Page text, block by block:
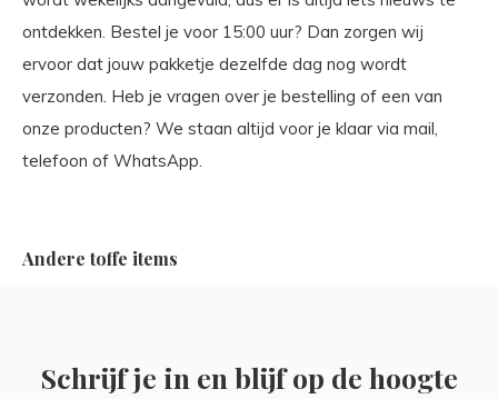
ontdekken. Bestel je voor 15:00 uur? Dan zorgen wij
ervoor dat jouw pakketje dezelfde dag nog wordt
verzonden. Heb je vragen over je bestelling of een van
onze producten? We staan altijd voor je klaar via mail,
telefoon of WhatsApp.
Andere toffe items
Schrijf je in en blijf op de hoogte